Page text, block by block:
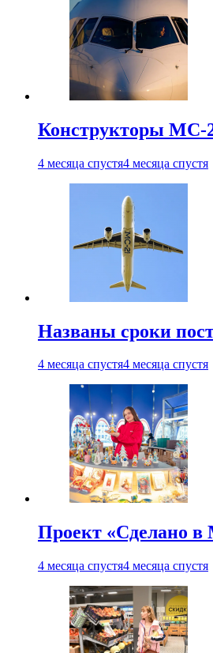
Конструкторы МС-
4 месяца спустя4 месяца спустя
Названы сроки
4 месяца спустя4 месяца спустя
Проект «Сделано в
4 месяца спустя4 месяца спустя